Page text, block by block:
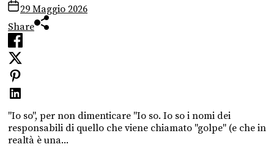
29 Maggio 2026
Share
"Io so", per non dimenticare "Io so. Io so i nomi dei
responsabili di quello che viene chiamato "golpe" (e che in
realtà è una...